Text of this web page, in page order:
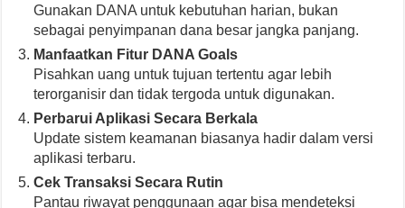
Gunakan DANA untuk kebutuhan harian, bukan
sebagai penyimpanan dana besar jangka panjang.
Manfaatkan Fitur DANA Goals
Pisahkan uang untuk tujuan tertentu agar lebih
terorganisir dan tidak tergoda untuk digunakan.
Perbarui Aplikasi Secara Berkala
Update sistem keamanan biasanya hadir dalam versi
aplikasi terbaru.
Cek Transaksi Secara Rutin
Pantau riwayat penggunaan agar bisa mendeteksi